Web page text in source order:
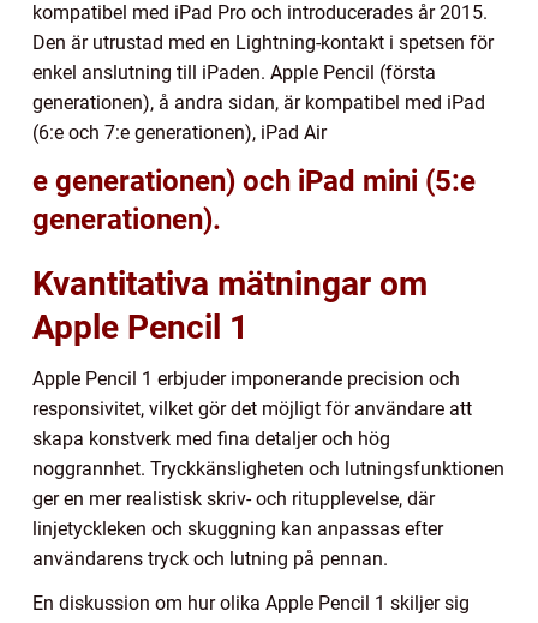
kompatibel med iPad Pro och introducerades år 2015.
Den är utrustad med en Lightning-kontakt i spetsen för
enkel anslutning till iPaden. Apple Pencil (första
generationen), å andra sidan, är kompatibel med iPad
(6:e och 7:e generationen), iPad Air
e generationen) och iPad mini (5:e
generationen).
Kvantitativa mätningar om
Apple Pencil 1
Apple Pencil 1 erbjuder imponerande precision och
responsivitet, vilket gör det möjligt för användare att
skapa konstverk med fina detaljer och hög
noggrannhet. Tryckkänsligheten och lutningsfunktionen
ger en mer realistisk skriv- och ritupplevelse, där
linjetyckleken och skuggning kan anpassas efter
användarens tryck och lutning på pennan.
En diskussion om hur olika Apple Pencil 1 skiljer sig